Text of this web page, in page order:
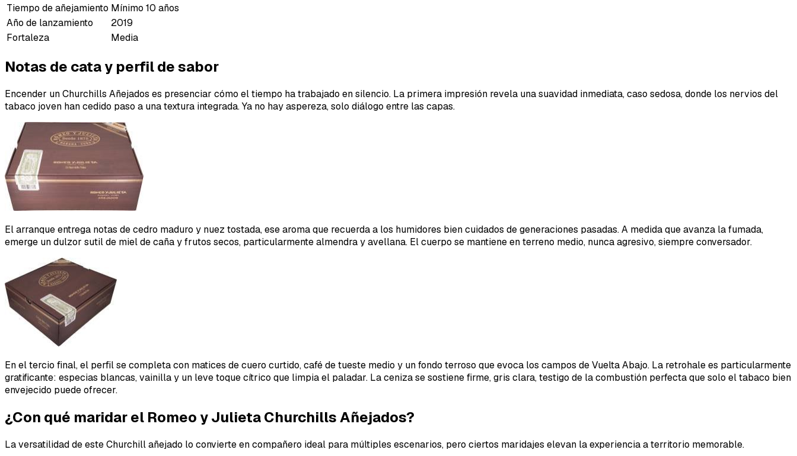
Tiempo de añejamiento Mínimo 10 años
Año de lanzamiento
2019
Fortaleza
Media
Notas de cata y perfil de sabor
Encender un Churchills Añejados es presenciar cómo el tiempo ha trabajado en silencio. La primera impresión revela una suavidad inmediata, caso sedosa, donde los nervios del
tabaco joven han cedido paso a una textura integrada. Ya no hay aspereza, solo diálogo entre las capas.
El arranque entrega notas de cedro maduro y nuez tostada, ese aroma que recuerda a los humidores bien cuidados de generaciones pasadas. A medida que avanza la fumada,
emerge un dulzor sutil de miel de caña y frutos secos, particularmente almendra y avellana. El cuerpo se mantiene en terreno medio, nunca agresivo, siempre conversador.
En el tercio final, el perfil se completa con matices de cuero curtido, café de tueste medio y un fondo terroso que evoca los campos de Vuelta Abajo. La retrohale es particularmente
gratificante: especias blancas, vainilla y un leve toque cítrico que limpia el paladar. La ceniza se sostiene firme, gris clara, testigo de la combustión perfecta que solo el tabaco bien
envejecido puede ofrecer.
¿Con qué maridar el Romeo y Julieta Churchills Añejados?
La versatilidad de este Churchill añejado lo convierte en compañero ideal para múltiples escenarios, pero ciertos maridajes elevan la experiencia a territorio memorable.